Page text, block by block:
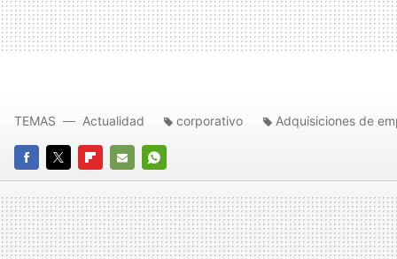
FACEBOOK
TWITTERFLIPBOARD
E-
MAIL
WHATSAPP
TEMAS Actualidad corporativo Adquisiciones de